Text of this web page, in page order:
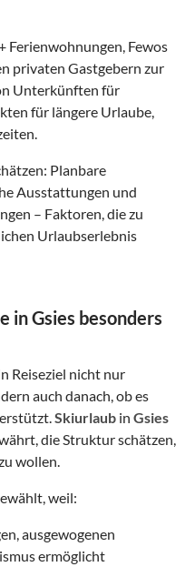
Ferienwohnungen, Fewos
privaten Gastgebern zur
Unterkünften für
für längere Urlaube,
Planbare
Ausstattungen und
– Faktoren, die zu
Urlaubserlebnis
in Gsies besonders
Reiseziel nicht nur
auch danach, ob es
Skiurlaub in Gsies
die Struktur schätzen,
wollen.
weil:
ausgewogenen
ermöglicht